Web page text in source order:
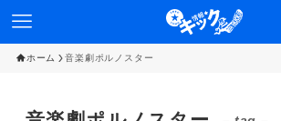
ホーム 音楽劇ポルノスター